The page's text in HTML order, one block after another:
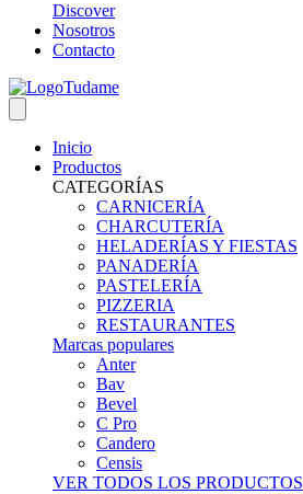
Discover
Nosotros
Contacto
Inicio
Productos
CATEGORÍAS
CARNICERÍA
CHARCUTERÍA
HELADERÍAS Y FIESTAS
PANADERÍA
PASTELERÍA
PIZZERIA
RESTAURANTES
Marcas populares
Anter
Bav
Bevel
C Pro
Candero
Censis
VER TODOS LOS PRODUCTOS